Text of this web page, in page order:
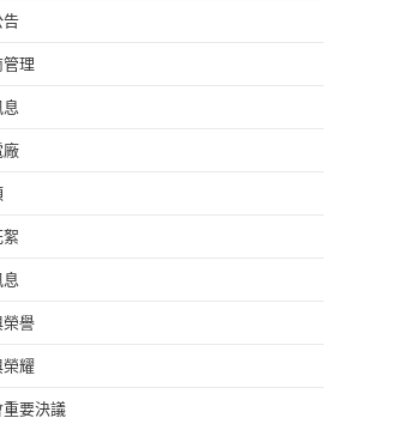
告
理
廠
榮譽
榮耀
重要決議